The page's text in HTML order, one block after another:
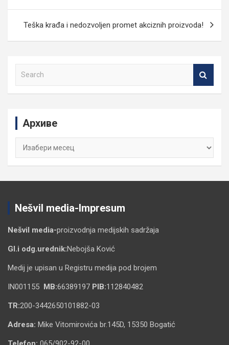
Teška krađa i nedozvoljen promet akciznih proizvoda!
Архиве
Архиве
Nešvil media-Impresum
Nešvil media-proizvodnja medijskih sadržaja
Gl.i odg.urednik:Nebojša Ković
Medij je upisan u Registru medija pod brojem
IN001155 MB:66389197 PIB:112840482
TR:200-3442650101882-03
Adresa: Mike Vitomirovića br.145D, 15350 Bogatić